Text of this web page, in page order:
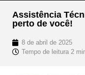
Assistência
perto de você!
8 de abril de 2025